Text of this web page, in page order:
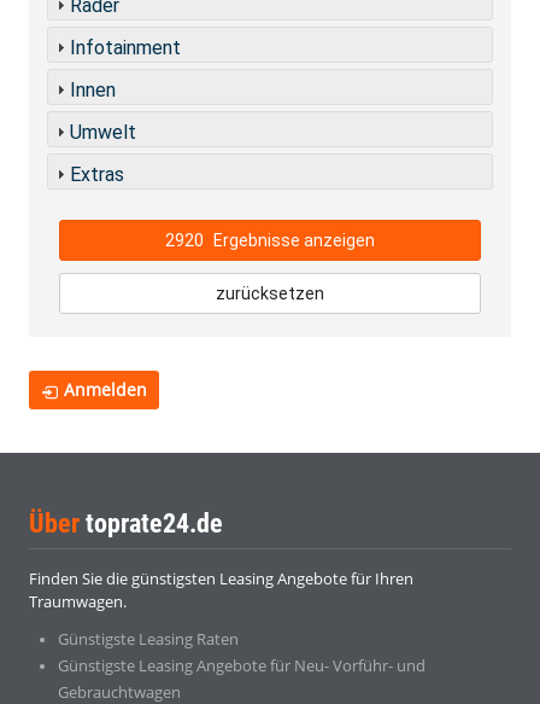
Räder
Infotainment
Innen
Umwelt
Extras
2920 Ergebnisse anzeigen
zurücksetzen
Anmelden
Über toprate24.de
Finden Sie die günstigsten Leasing Angebote für Ihren
Traumwagen.
Günstigste Leasing Raten
Günstigste Leasing Angebote für Neu- Vorführ- und
Gebrauchtwagen